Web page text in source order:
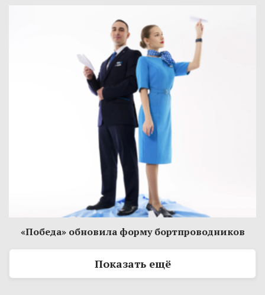
«Победа» обновила форму бортпроводников
Показать ещё